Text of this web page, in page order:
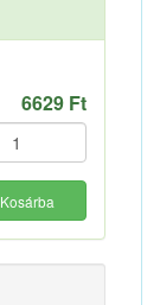
6629 Ft
Kosárba